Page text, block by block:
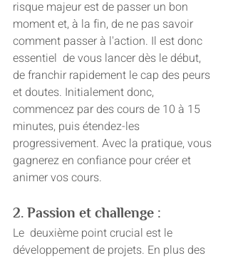
risque majeur est de passer un bon
moment et, à la fin, de ne pas savoir
comment passer à l'action. Il est donc
essentiel  de vous lancer dès le début,
de franchir rapidement le cap des peurs
et doutes. Initialement donc,
commencez par des cours de 10 à 15
minutes, puis étendez-les
progressivement. Avec la pratique, vous
gagnerez en confiance pour créer et
animer vos cours.
2. Passion et challenge :
Le  deuxième point crucial est le
développement de projets. En plus des